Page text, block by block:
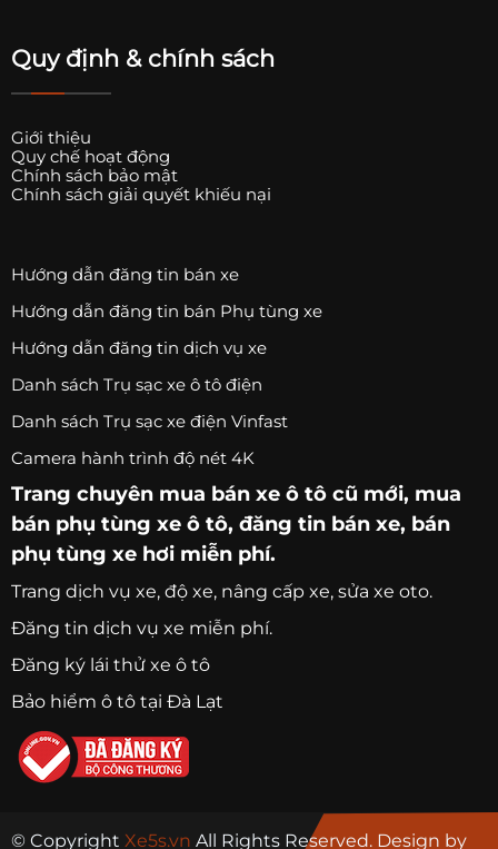
Quy định & chính sách
Giới thiệu
Quy chế hoạt động
Chính sách bảo mật
Chính sách giải quyết khiếu nại
Hướng dẫn đăng tin bán xe
Hướng dẫn đăng tin bán Phụ tùng xe
Hướng dẫn đăng tin dịch vụ xe
Danh sách Trụ sạc xe ô tô điện
Danh sách Trụ sạc xe điện Vinfast
Camera hành trình độ nét 4K
Trang chuyên mua bán xe ô tô cũ mới, mua
bán phụ tùng xe ô tô, đăng tin bán xe, bán
phụ tùng xe hơi miễn phí.
Trang dịch vụ xe, độ xe, nâng cấp xe, sửa xe oto.
Đăng tin dịch vụ xe miễn phí.
Đăng ký lái thử xe ô tô
Bảo hiểm ô tô tại Đà Lạt
© Copyright Xe5s.vn All Rights Reserved. Design by